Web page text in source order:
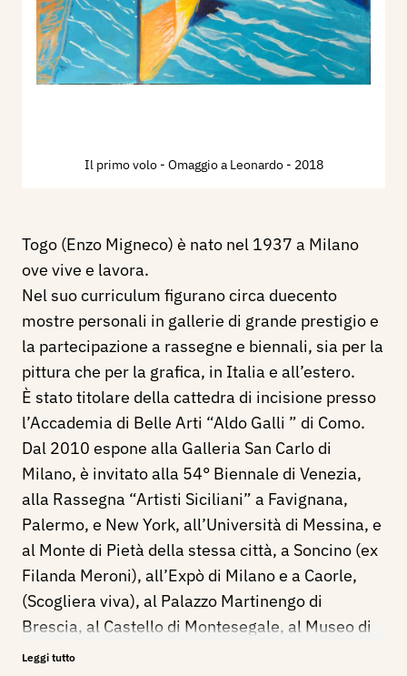
Il primo volo - Omaggio a Leonardo - 2018
Togo (Enzo Migneco) è nato nel 1937 a Milano
ove vive e lavora.
Nel suo curriculum figurano circa duecento
mostre personali in gallerie di grande prestigio e
la partecipazione a rassegne e biennali, sia per la
pittura che per la grafica, in Italia e all’estero.
È stato titolare della cattedra di incisione presso
l’Accademia di Belle Arti “Aldo Galli ” di Como.
Dal 2010 espone alla Galleria San Carlo di
Milano, è invitato alla 54° Biennale di Venezia,
alla Rassegna “Artisti Siciliani” a Favignana,
Palermo, e New York, all’Università di Messina, e
al Monte di Pietà della stessa città, a Soncino (ex
Filanda Meroni), all’Expò di Milano e a Caorle,
(Scogliera viva), al Palazzo Martinengo di
Brescia, al Castello di Montesegale, al Museo di
Gibellina, ad Agen (Francia), ancora alla Galleria
Leggi tutto